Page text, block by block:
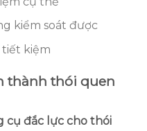
kiểm soát được
kiệm
thành thói quen
cụ đắc lực cho thói